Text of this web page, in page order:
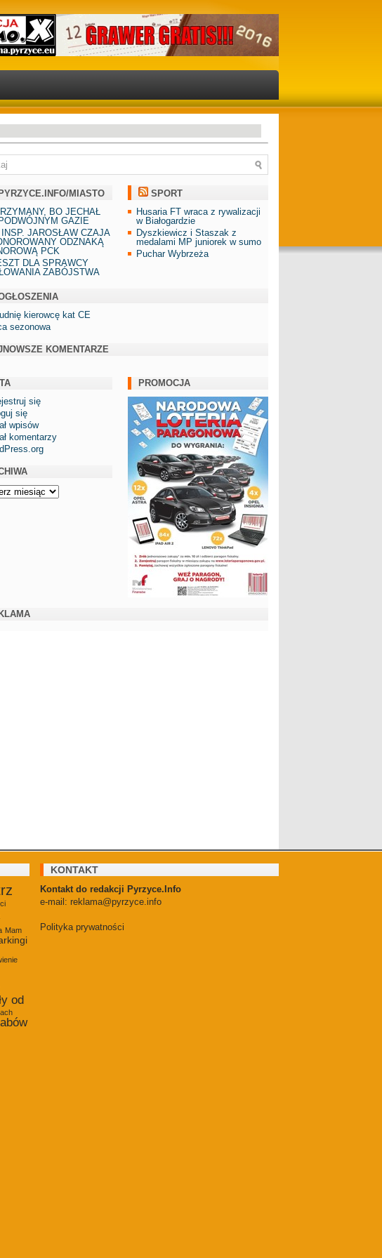
MIASTO
BO JECHAŁ
GAZIE
JAROSŁAW CZAJA
ODZNAKĄ
PCK
DLA SPRAWCY
ZABÓJSTWA
SPORT
Husaria FT wraca z rywalizacji
w Białogardzie
Dyszkiewicz i Staszak z
medalami MP juniorek w sumo
Puchar Wybrzeża
kierowcę kat CE
sezonowa
KOMENTARZE
się
się
wpisów
komentarzy
PROMOCJA
Mam
od
KONTAKT
Kontakt do redakcji Pyrzyce.Info
e-mail: reklama@pyrzyce.info
Polityka prywatności